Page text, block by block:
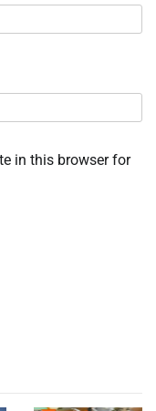
in this browser for